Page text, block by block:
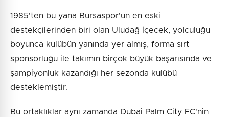
1985'ten bu yana Bursaspor'un en eski
destekçilerinden biri olan Uludağ İçecek, yolculuğu
boyunca kulübün yanında yer almış, forma sırt
sponsorluğu ile takımın birçok büyük başarısında ve
şampiyonluk kazandığı her sezonda kulübü
desteklemiştir.
Bu ortaklıklar aynı zamanda Dubai Palm City FC'nin